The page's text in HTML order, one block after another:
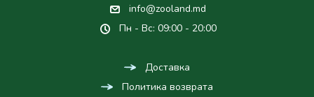
info@zooland.md
Пн - Вс: 09:00 - 20:00
Доставка
Политика возврата